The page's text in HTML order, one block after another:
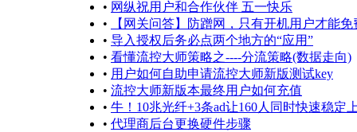
• 网纵祝用户和合作伙伴 五一快乐
•
【网关问答】防蹭网，只有开机用户才能
• 导入授权后务必点两个地方的“应用”
• 看懂流控大师策略之----分流策略(数据走向)
• 用户如何自助申请流控大师新版测试key
• 流控大师新版本最终用户如何充值
• 牛！10兆光纤+3条ad让160人同时快速稳定
• 代理商后台更换硬件步骤